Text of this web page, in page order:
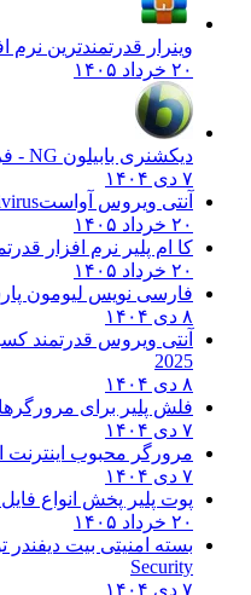
وینرار قدرتمندترین
۲۰ خرداد ۱۴۰۵
دیکشنری بابیلون NG - فرهنگ لغت کامپیوتر
۷ دی ۱۴۰۴
آنتی ویروس آواست
۲۰ خرداد ۱۴۰۵
کا ام پلیر نرم افزار
۲۰ خرداد ۱۴۰۵
فارسی نویس لیومون
۸ دی ۱۴۰۴
آنتی ویروس قدرتمند
2025
۸ دی ۱۴۰۴
فلش پلیر برای
۷ دی ۱۴۰۴
مرورگر محبوب اینترنت
۷ دی ۱۴۰۴
پوت پلیر پخش انواع
۲۰ خرداد ۱۴۰۵
بسته امنیتی بیت دیفندر
Security
۷ دی ۱۴۰۴